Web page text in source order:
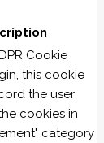
Cookie
this cookie
the user
cookies in
category